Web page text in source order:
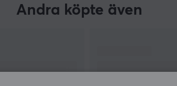
Andra köpte även